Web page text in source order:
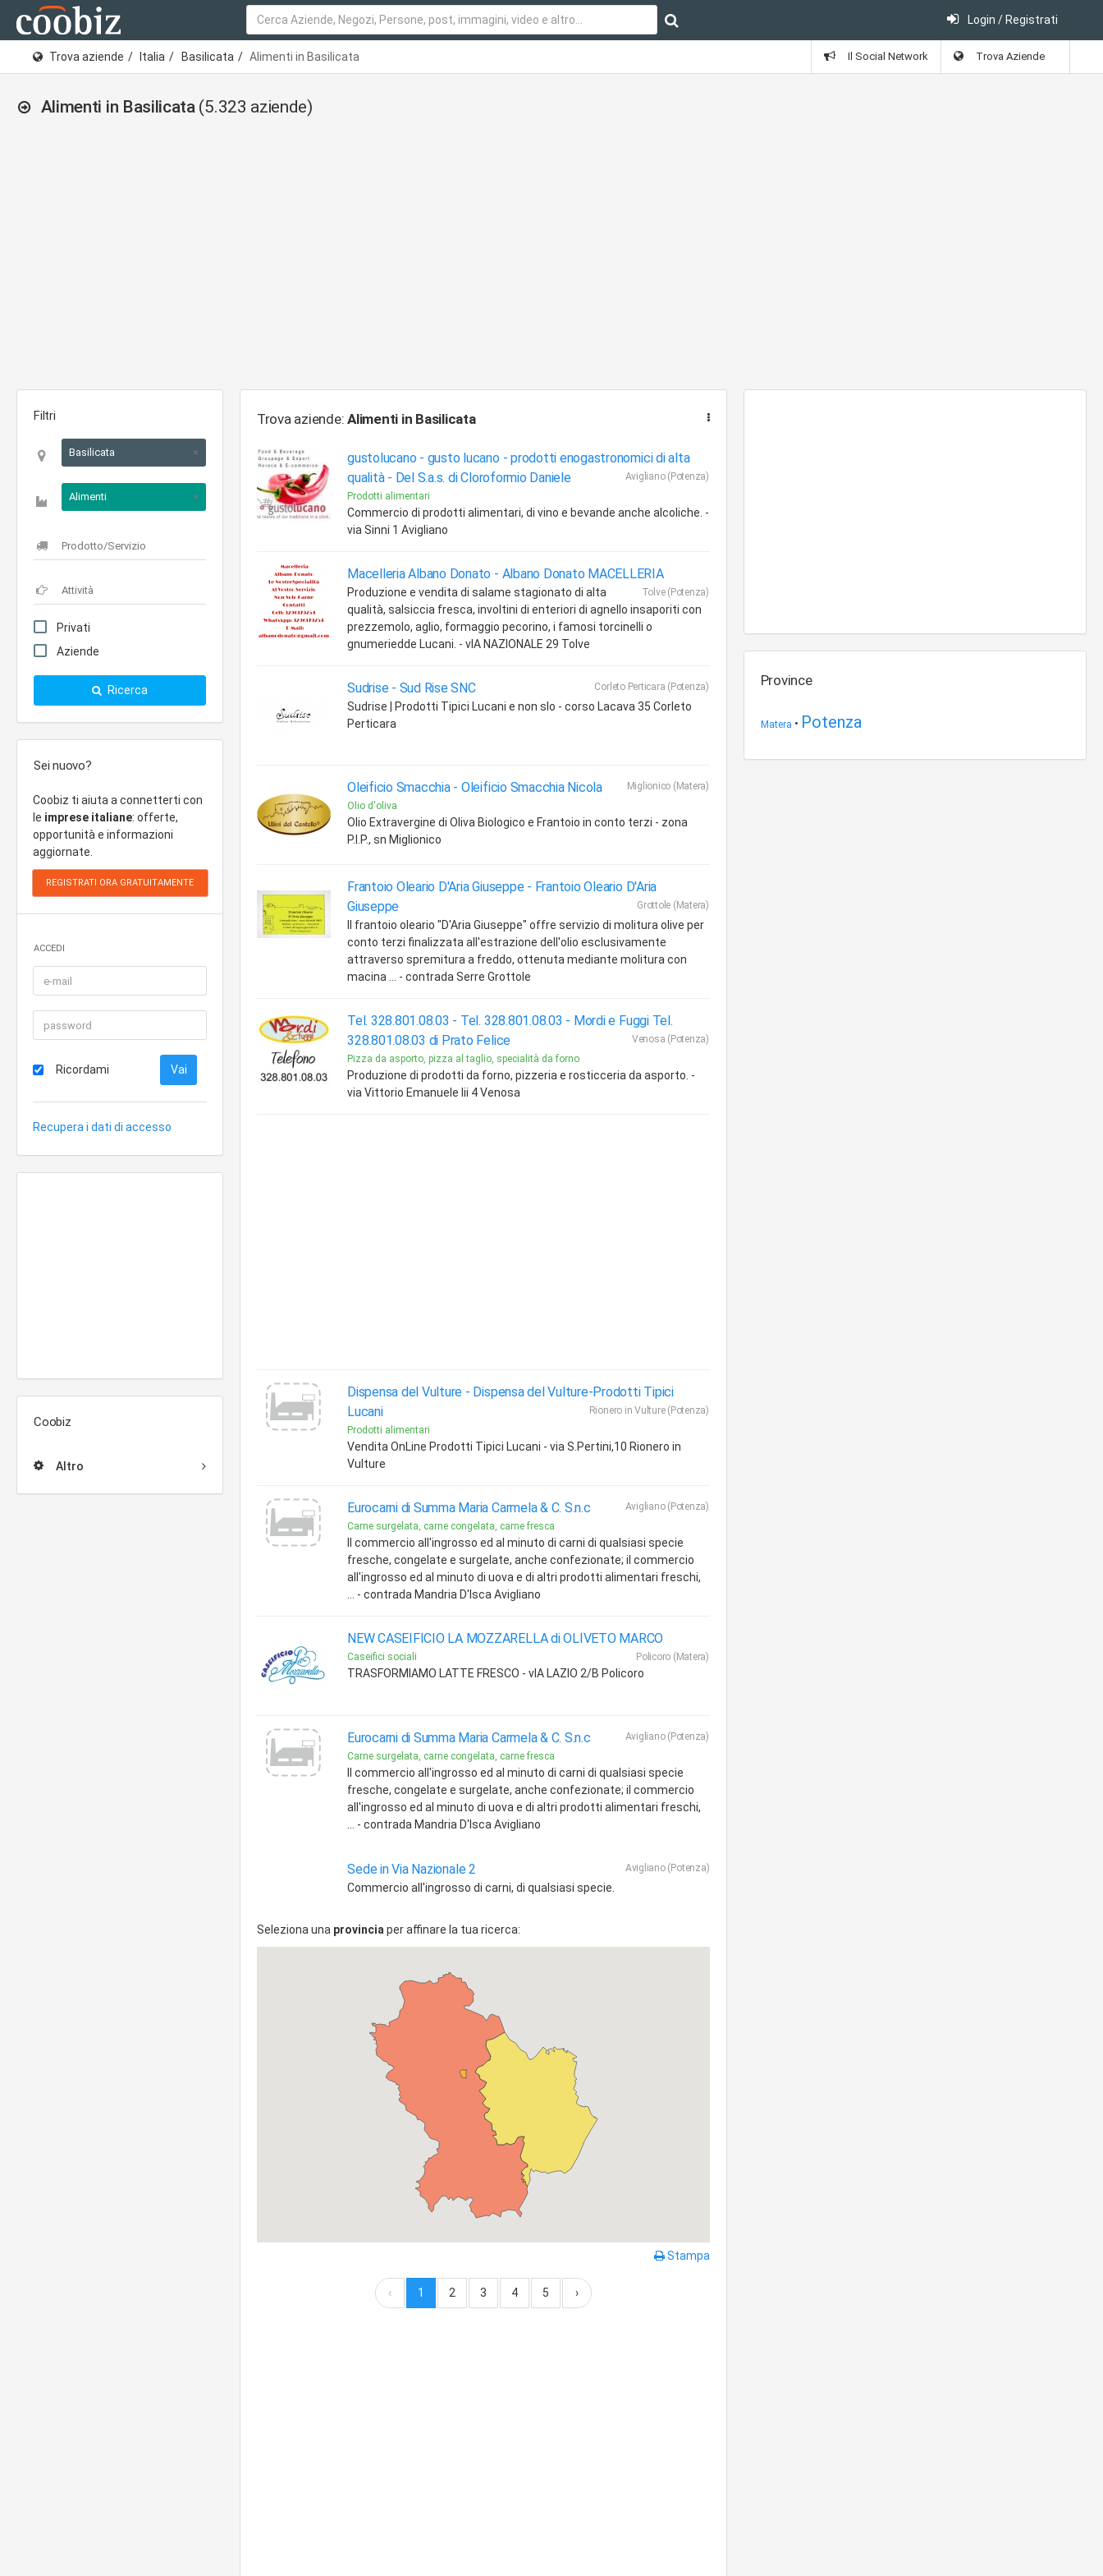
Login / Registrati
Trova aziende Italia Basilicata Alimenti in Basilicata Il Social Network Trova Aziende
Alimenti in Basilicata (5.323 aziende)
Filtri
Basilicata ×
Alimenti ×
Privati
Aziende
Ricerca
Sei nuovo?
Coobiz ti aiuta a connetterti con
le imprese italiane: offerte,
opportunità e informazioni
aggiornate.
ACCEDI
Ricordami
Recupera i dati di accesso
Coobiz
Altro
Trova aziende:Alimenti in Basilicata
gustolucano - gusto lucano - prodotti enogastronomici di alta
qualità - Del S.a.s. di Cloroformio Daniele
Avigliano (Potenza)
Prodotti alimentari
Commercio di prodotti alimentari, di vino e bevande anche alcoliche. -
via Sinni 1 Avigliano
Macelleria Albano Donato - Albano Donato MACELLERIA
Tolve (Potenza)
Produzione e vendita di salame stagionato di alta
qualità, salsiccia fresca, involtini di enteriori di agnello insaporiti con
prezzemolo, aglio, formaggio pecorino, i famosi torcinelli o
gnumeriedde Lucani. - vIA NAZIONALE 29 Tolve
Sudrise - Sud Rise SNC Corleto Perticara (Potenza)
Sudrise | Prodotti Tipici Lucani e non slo - corso Lacava 35 Corleto
Perticara
Oleificio Smacchia - Oleificio Smacchia Nicola
Miglionico (Matera)
Olio d'oliva
Olio Extravergine di Oliva Biologico e Frantoio in conto terzi - zona
P.I.P., sn Miglionico
Frantoio Oleario D'Aria Giuseppe - Frantoio Oleario D'Aria
Giuseppe
Grottole (Matera)
Il frantoio oleario "D'Aria Giuseppe" offre servizio di molitura olive per
conto terzi finalizzata all'estrazione dell'olio esclusivamente
attraverso spremitura a freddo, ottenuta mediante molitura con
macina ... - contrada Serre Grottole
Tel. 328.801.08.03 - Tel. 328.801.08.03 - Mordi e Fuggi Tel.
328.801.08.03 di Prato Felice
Venosa (Potenza)
Pizza da asporto, pizza al taglio, specialità da forno
Produzione di prodotti da forno, pizzeria e rosticceria da asporto. -
via Vittorio Emanuele Iii 4 Venosa
Dispensa del Vulture - Dispensa del Vulture-Prodotti Tipici
Lucani
Rionero in Vulture (Potenza)
Prodotti alimentari
Vendita OnLine Prodotti Tipici Lucani - via S.Pertini,10 Rionero in
Vulture
Eurocarni di Summa Maria Carmela & C. S.n.c
Avigliano (Potenza)
Carne surgelata, carne congelata, carne fresca
Il commercio all'ingrosso ed al minuto di carni di qualsiasi specie
fresche, congelate e surgelate, anche confezionate; il commercio
all'ingrosso ed al minuto di uova e di altri prodotti alimentari freschi,
... - contrada Mandria D'Isca Avigliano
NEW CASEIFICIO LA MOZZARELLA di OLIVETO MARCO
Policoro (Matera)
Caseifici sociali
TRASFORMIAMO LATTE FRESCO - vIA LAZIO 2/B Policoro
Eurocarni di Summa Maria Carmela & C. S.n.c
Avigliano (Potenza)
Carne surgelata, carne congelata, carne fresca
Il commercio all'ingrosso ed al minuto di carni di qualsiasi specie
fresche, congelate e surgelate, anche confezionate; il commercio
all'ingrosso ed al minuto di uova e di altri prodotti alimentari freschi,
... - contrada Mandria D'Isca Avigliano
Sede in Via Nazionale 2 Avigliano (Potenza)
Commercio all'ingrosso di carni, di qualsiasi specie.
Seleziona una provincia per affinare la tua ricerca:
Stampa
‹ 1 2 3 4 5 ›
Province
Matera • Potenza